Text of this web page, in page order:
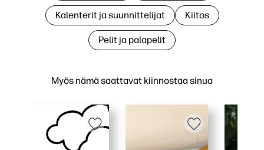
Myös nämä saattavat kiinnostaa sinua
Kalenterit ja suunnittelijat Kiitos
Pelit ja palapelit